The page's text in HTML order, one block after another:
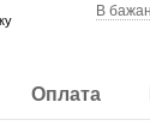
В
Оплата